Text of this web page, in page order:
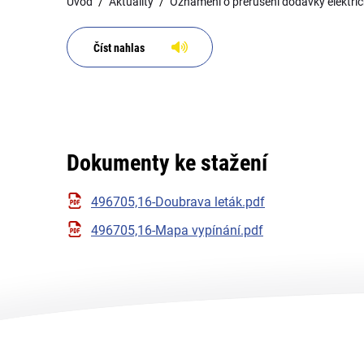
Číst nahlas
Dokumenty ke stažení
496705,16-Doubrava leták.pdf
496705,16-Mapa vypínání.pdf